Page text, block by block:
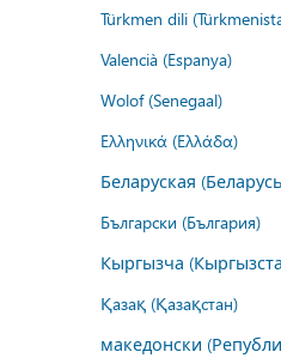
Türkmen dili
Valencià (Espanya)
Wolof (Senegaal)
Ελληνικά (Ελλάδα)
Беларуская
Български (България)
Кыргызча
Қазақ (Қазақстан)
македонски